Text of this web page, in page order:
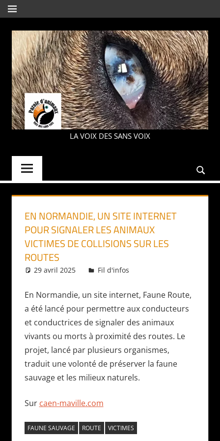
Aller
au
contenu
MENU
PAROLE
LA VOIX DES SANS VOIX
EN NORMANDIE, UN SITE INTERNET
POUR SIGNALER LES ANIMAUX
VICTIMES DE COLLISIONS SUR LES
ROUTES
29 avril 2025 Daniel
Fil d'infos
En Normandie, un site internet, Faune Route,
a été lancé pour permettre aux conducteurs
et conductrices de signaler des animaux
vivants ou morts à proximité des routes. Le
projet, lancé par plusieurs organismes,
traduit une volonté de préserver la faune
sauvage et les milieux naturels.
Sur caen-maville.com
FAUNE SAUVAGE ROUTE VICTIMES